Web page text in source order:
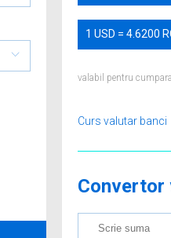
1 USD = 4.6200
valabil pentru
Curs valutar banci
Convertor